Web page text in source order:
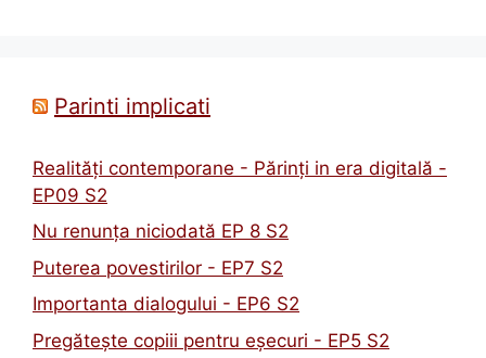
Parinti implicati
Realități contemporane - Părinți in era digitală -
EP09 S2
Nu renunța niciodată EP 8 S2
Puterea povestirilor - EP7 S2
Importanta dialogului - EP6 S2
Pregătește copiii pentru eșecuri - EP5 S2